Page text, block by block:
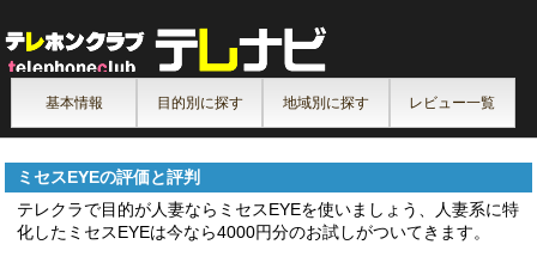
基本情報 目的別に探す 地域別に探す レビュー一覧
ミセスEYEの評価と評判
テレクラで目的が人妻ならミセスEYEを使いましょう、人妻系に特
化したミセスEYEは今なら4000円分のお試しがついてきます。